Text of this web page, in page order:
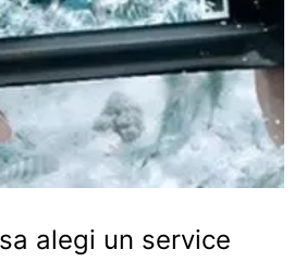
alegi un service